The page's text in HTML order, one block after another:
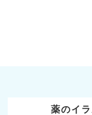
薬のイ